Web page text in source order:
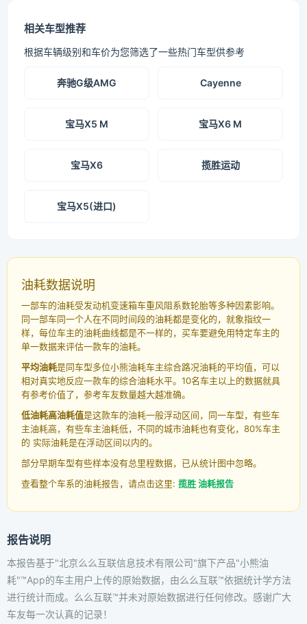
相关车型推荐
根据车辆级别和车价为您筛选了一些热门车型供参考
奔驰G级AMG Cayenne
宝马X5 M 宝马X6 M
宝马X6 揽胜运动
宝马X5(进口)
油耗数据说明
一部车的油耗受发动机变速箱车重风阻系数轮胎等多种因素影响。
同一部车同一个人在不同时间段的油耗都是变化的，就象指纹一
样，每位车主的油耗曲线都是不一样的，买车要避免用特定车主的
单一数据来评估一款车的油耗。
平均油耗是同车型多位小熊油耗车主综合路况油耗的平均值，可以
相对真实地反应一款车的综合油耗水平。10名车主以上的数据就具
有参考价值了，参考车友数量越大越准确。
低油耗高油耗值是这款车的油耗一般浮动区间，同一车型，有些车
主油耗高，有些车主油耗低，不同的城市油耗也有变化，80%车主
的 实际油耗是在浮动区间以内的。
部分早期车型有些样本没有总里程数据，已从统计图中忽略。
查看整个车系的油耗报告，请点击这里: 揽胜 油耗报告
报告说明
本报告基于"北京么么互联信息技术有限公司"旗下产品"小熊油
耗"™App的车主用户上传的原始数据，由么么互联™依据统计学方法
进行统计而成。么么互联™并未对原始数据进行任何修改。感谢广大
车友每一次认真的记录！